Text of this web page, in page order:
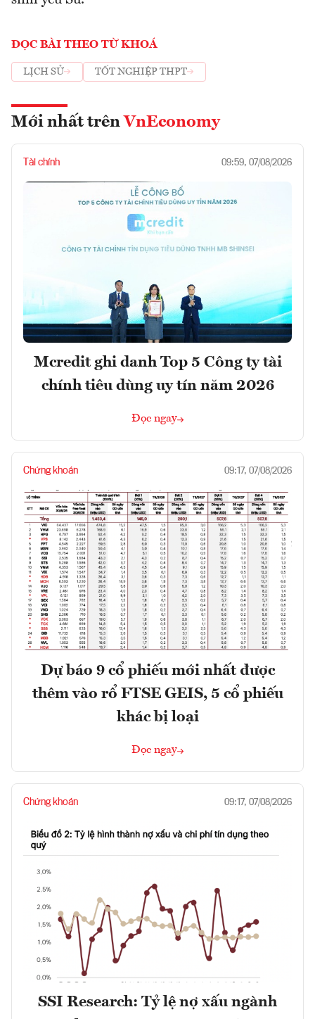
ĐỌC BÀI THEO TỪ KHOÁ
LỊCH SỬ TỐT NGHIỆP THPT
Mới nhất trên VnEconomy
Tài chính 09:59, 07/08/2026
Mcredit ghi danh Top 5 Công ty tài
chính tiêu dùng uy tín năm 2026
Đọc ngay
Chứng khoán 09:17, 07/08/2026
Dự báo 9 cổ phiếu mới nhất được
thêm vào rổ FTSE GEIS, 5 cổ phiếu
khác bị loại
Đọc ngay
Chứng khoán 09:17, 07/08/2026
SSI Research: Tỷ lệ nợ xấu ngành